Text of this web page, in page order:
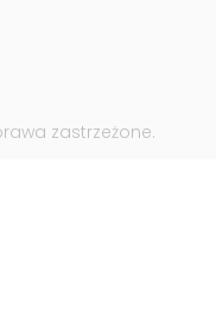
zastrzeżone.